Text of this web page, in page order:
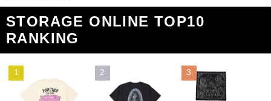
STORAGE ONLINE TOP10
RANKING
1 2 3